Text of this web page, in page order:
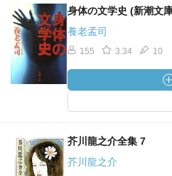
身体の文学史 (新潮文
養老孟司
155 3.34 10
芥川龍之介全集 7
芥川龍之介